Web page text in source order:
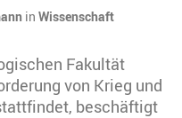
in Wissenschaft
Fakultät
von Krieg und
beschäftigt